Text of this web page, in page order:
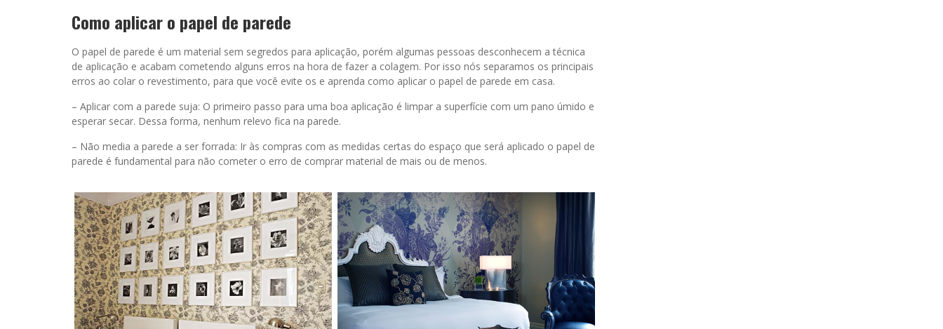
Como aplicar o papel de parede
O papel de parede é um material sem segredos para aplicação, porém algumas pessoas desconhecem a técnica
de aplicação e acabam cometendo alguns erros na hora de fazer a colagem. Por isso nós separamos os principais
erros ao colar o revestimento, para que você evite os e aprenda como aplicar o papel de parede em casa.
– Aplicar com a parede suja: O primeiro passo para uma boa aplicação é limpar a superfície com um pano úmido e
esperar secar. Dessa forma, nenhum relevo fica na parede.
– Não media a parede a ser forrada: Ir às compras com as medidas certas do espaço que será aplicado o papel de
parede é fundamental para não cometer o erro de comprar material de mais ou de menos.